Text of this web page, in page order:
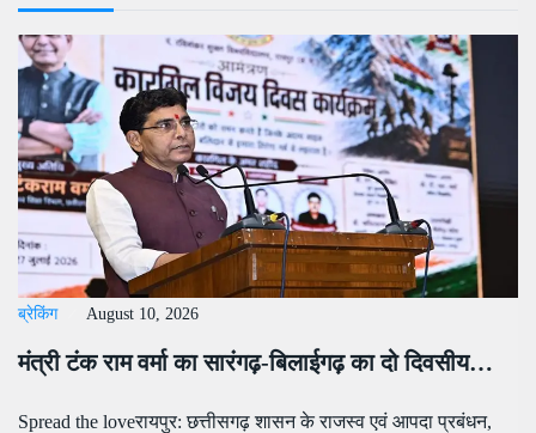
ब्रेकिंग August 10, 2026
मंत्री टंक राम वर्मा का सारंगढ़-बिलाईगढ़ का दो दिवसीय…
Spread the loveरायपुर: छत्तीसगढ़ शासन के राजस्व एवं आपदा प्रबंधन,